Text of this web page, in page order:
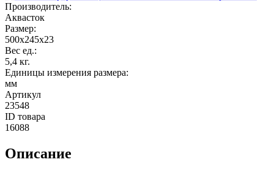
Производитель:
Аквасток
Размер:
500x245x23
Вес ед.:
5,4 кг.
Единицы измерения размера:
мм
Артикул
23548
ID товара
16088
Описание